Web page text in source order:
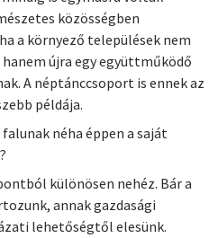
közösségben
a környező települések nem
újra egy együttműködő
A néptánccsoport is ennek az
példája.
néha éppen a saját
különösen nehéz. Bár a
annak gazdasági
lehetőségtől elesünk.